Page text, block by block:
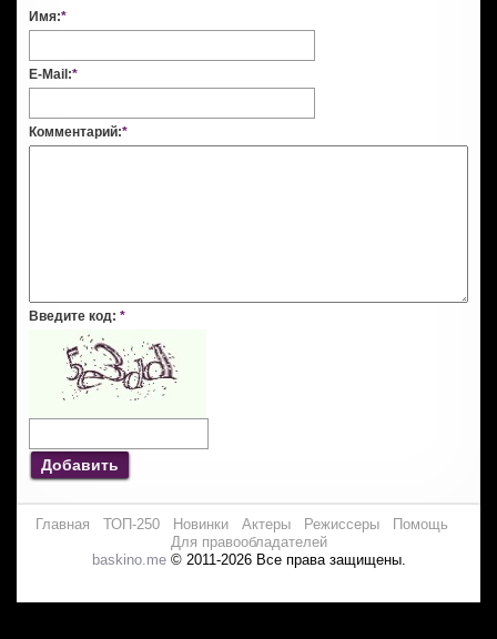
Имя:*
E-Mail:*
Комментарий:*
Введите код: *
Добавить
Главная ТОП-250 Новинки Актеры Режиссеры
Помощь
Для правообладателей
baskino.me© 2011-2026 Все права защищены.